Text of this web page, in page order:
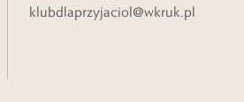
klubdlaprzyjaciol@wkruk.pl